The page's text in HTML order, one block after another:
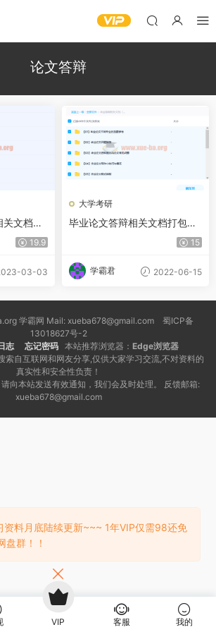
论文答辩
文档合
19.9
03-03
大学考研
毕业论文答辩相关文档打包合
15
学霸君 2022-06-15
学霸网 Mail: xueba678@gmail.com 蜀ICP备
13018627号-2
志 忘记密码 本站推荐浏览器： Edge浏览器
索自互联网和网友分享,仅供大家学习交流,不对资料的
真实性和安全性负责！
向本站发送有效通知，我们会及时处理。 反馈邮箱:
xueba678@gmail.com
VIP 客服 我的
资料月底陆续更新~~~ 1年VIP仅需98还免
盘群！！